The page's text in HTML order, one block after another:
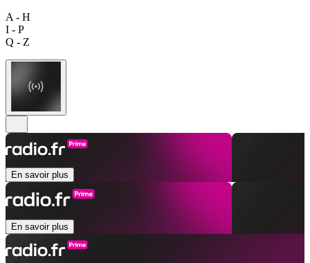
A - H
I - P
Q - Z
En savoir plus
En savoir plus